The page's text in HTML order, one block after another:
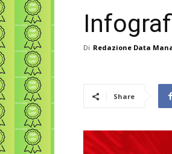
Di Redazione Data
Share